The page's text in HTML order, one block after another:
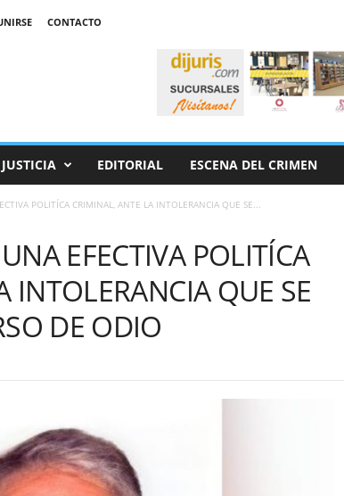
CONTACTO
JUSTICIA EDITORIAL ESCENA DEL CRIMEN
POLITÍCA CRIMINAL, ANTE LA INTOLERANCIA QUE SE...
EFECTIVA POLITÍCA
INTOLERANCIA QUE SE
DE ODIO